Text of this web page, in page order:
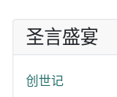
圣言盛宴
创世记